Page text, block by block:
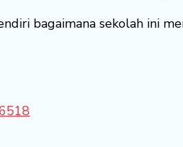
bagaimana sekolah ini